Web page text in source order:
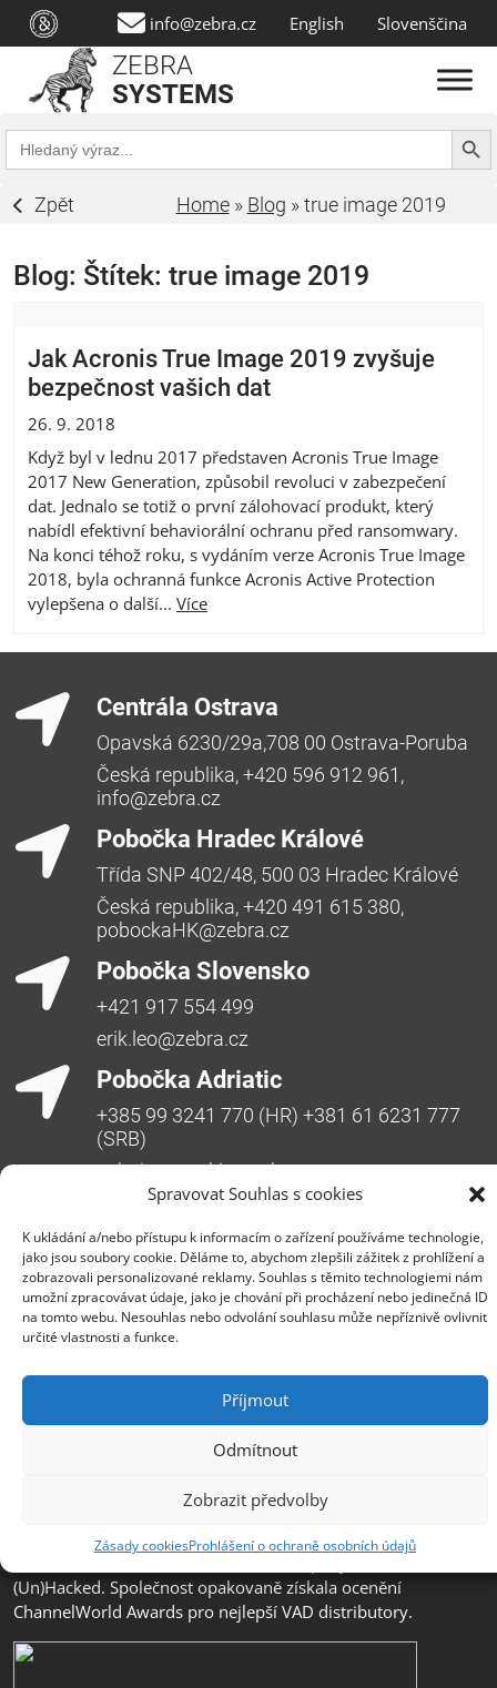
Spravovat Souhlas s cookies
K ukládání a/nebo přístupu k informacím o zařízení používáme technologie,
jako jsou soubory cookie. Děláme to, abychom zlepšili zážitek z prohlížení a
zobrazovali personalizované reklamy. Souhlas s těmito technologiemi nám
umožní zpracovávat údaje, jako je chování při procházení nebo jedinečná ID
na tomto webu. Nesouhlas nebo odvolání souhlasu může nepříznivě ovlivnit
určité vlastnosti a funkce.
Příjmout
Odmítnout
Zobrazit předvolby
Zásady cookiesProhlášení o ochraně osobních údajů
info@zebra.cz English Slovenščina
ZEBRA
SYSTEMS
Search
for:
Search
Zpět Home» Blog »true image 2019
Blog: Štítek: true image 2019
Jak Acronis True Image 2019 zvyšuje
bezpečnost vašich dat
26. 9. 2018
Když byl v lednu 2017 představen Acronis True Image
2017 New Generation, způsobil revoluci v zabezpečení
dat. Jednalo se totiž o první zálohovací produkt, který
nabídl efektivní behaviorální ochranu před ransomwary.
Na konci téhož roku, s vydáním verze Acronis True Image
2018, byla ochranná funkce Acronis Active Protection
vylepšena o další... Více
Centrála Ostrava
Opavská 6230/29a,708 00 Ostrava-Poruba
Česká republika, +420 596 912 961,
info@zebra.cz
Pobočka Hradec Králové
Třída SNP 402/48, 500 03 Hradec Králové
Česká republika, +420 491 615 380,
pobockaHK@zebra.cz
Pobočka Slovensko
+421 917 554 499
erik.leo@zebra.cz
Pobočka Adriatic
+385 99 3241 770 (HR) +381 61 6231 777
(SRB)
nebojsa.stankic@zebra.cz
distributorem s přidanou hodnotou (VAD) v segmentu
IT bezpečnosti, ochrany dat a business continuity v
České republice, na Slovensku a v jihovýchodní
historií na trhu. Vedle prodeje produktů poskytuje
svým zákazníkům špičkové služby podpory a školení.
ZEBRA SYSTEMS je distributorem značek Acronis, AST,
(Un)Hacked. Společnost opakovaně získala ocenění
ChannelWorld Awards pro nejlepší VAD distributory.